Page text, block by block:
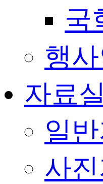
국
행
자료실
일
사